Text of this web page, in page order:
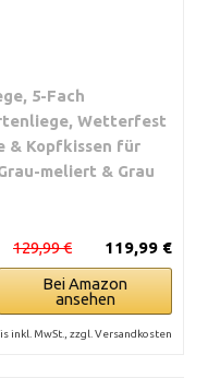
5-Fach
Wetterfest
& Kopfkissen für
meliert & Grau
119,99 €
129,99 €
Bei Amazon
ansehen
inkl. MwSt., zzgl. Versandkosten